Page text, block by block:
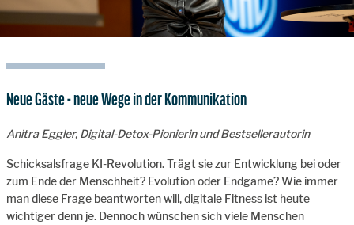
Neue Gäste - neue Wege in der Kommunikation
Anitra Eggler, Digital-Detox-Pionierin und Bestsellerautorin
Schicksalsfrage KI-Revolution. Trägt sie zur Entwicklung bei oder
zum Ende der Menschheit? Evolution oder Endgame? Wie immer
man diese Frage beantworten will, digitale Fitness ist heute
wichtiger denn je. Dennoch wünschen sich viele Menschen